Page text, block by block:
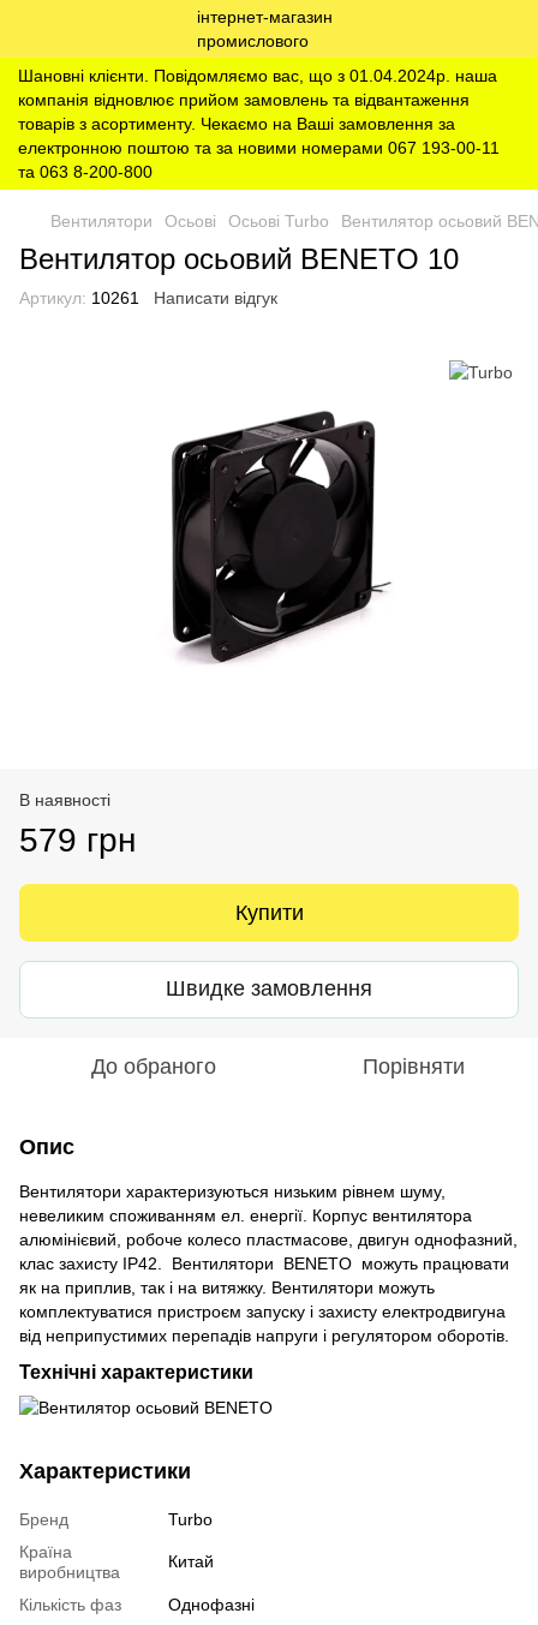
Шановні клієнти. Повідомляємо вас, що з 01.04.2024р. наша
компанія відновлює прийом замовлень та відвантаження
товарів з асортименту. Чекаємо на Ваші замовлення за
електронною поштою та за новими номерами 067 193-00-11
та 063 8-200-800
Вентилятори Осьові Осьові Turbo Вентилятор осьовий
Вентилятор осьовий BENETO 10
Артикул: 10261 Написати відгук
В наявності
579 грн
Купити
Швидке замовлення
До обраного Порівняти
Опис
Вентилятори характеризуються низьким рівнем шуму,
невеликим споживанням ел. енергії. Корпус вентилятора
алюмінієвий, робоче колесо пластмасове, двигун однофазний,
клас захисту IP42. Вентилятори BENETO можуть працювати
як на приплив, так і на витяжку. Вентилятори можуть
комплектуватися пристроєм запуску і захисту електродвигуна
від неприпустимих перепадів напруги і регулятором оборотів.
Технічні характеристики
Характеристики
Бренд
Turbo
Країна
виробництва
Китай
Кількість фаз
Однофазні